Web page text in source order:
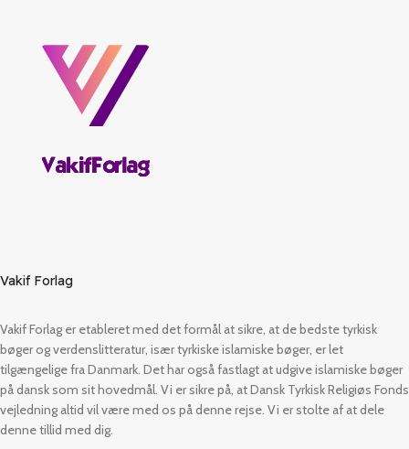
Vakif Forlag
Vakif Forlag er etableret med det formål at sikre, at de bedste tyrkisk
bøger og verdenslitteratur, især tyrkiske islamiske bøger, er let
tilgængelige fra Danmark. Det har også fastlagt at udgive islamiske bøger
på dansk som sit hovedmål. Vi er sikre på, at Dansk Tyrkisk Religiøs Fonds
vejledning altid vil være med os på denne rejse. Vi er stolte af at dele
denne tillid med dig.